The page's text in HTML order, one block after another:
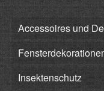
Accessoires und
Insektenschutz